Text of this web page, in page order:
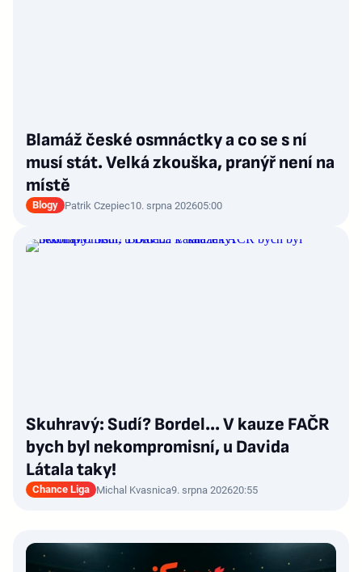
Blamáž české osmnáctky a co se s ní
musí stát. Velká zkouška, pranýř není na
místě
Blogy Patrik Czepiec10. srpna 202605:00
Skuhravý: Sudí? Bordel... V kauze FAČR
bych byl nekompromisní, u Davida
Látala taky!
Chance Liga Michal Kvasnica9. srpna 202620:55